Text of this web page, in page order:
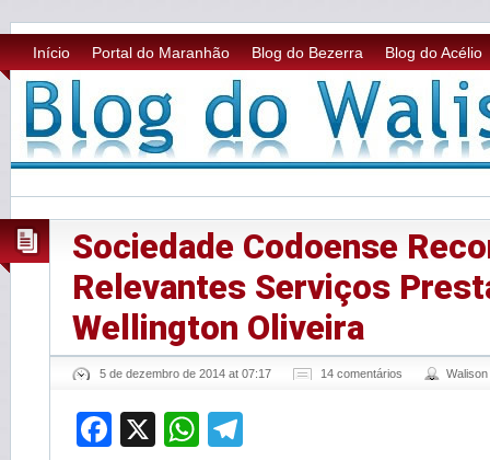
Início Portal do Maranhão Blog do Bezerra Blog do Acélio
Sociedade Codoense
Relevantes Serviços
Wellington Oliveira
5 de dezembro de 2014 at 07:17 14 comentários
Facebook
X WhatsApp